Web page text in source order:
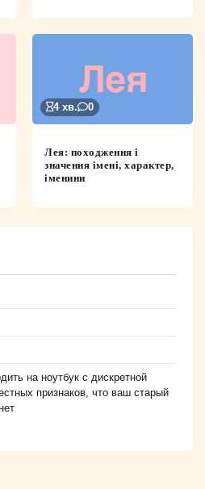
4 хв. 0
Лея: походження і
значення імені, характер,
іменини
на ноутбук с дискретной
признаков, что ваш старый